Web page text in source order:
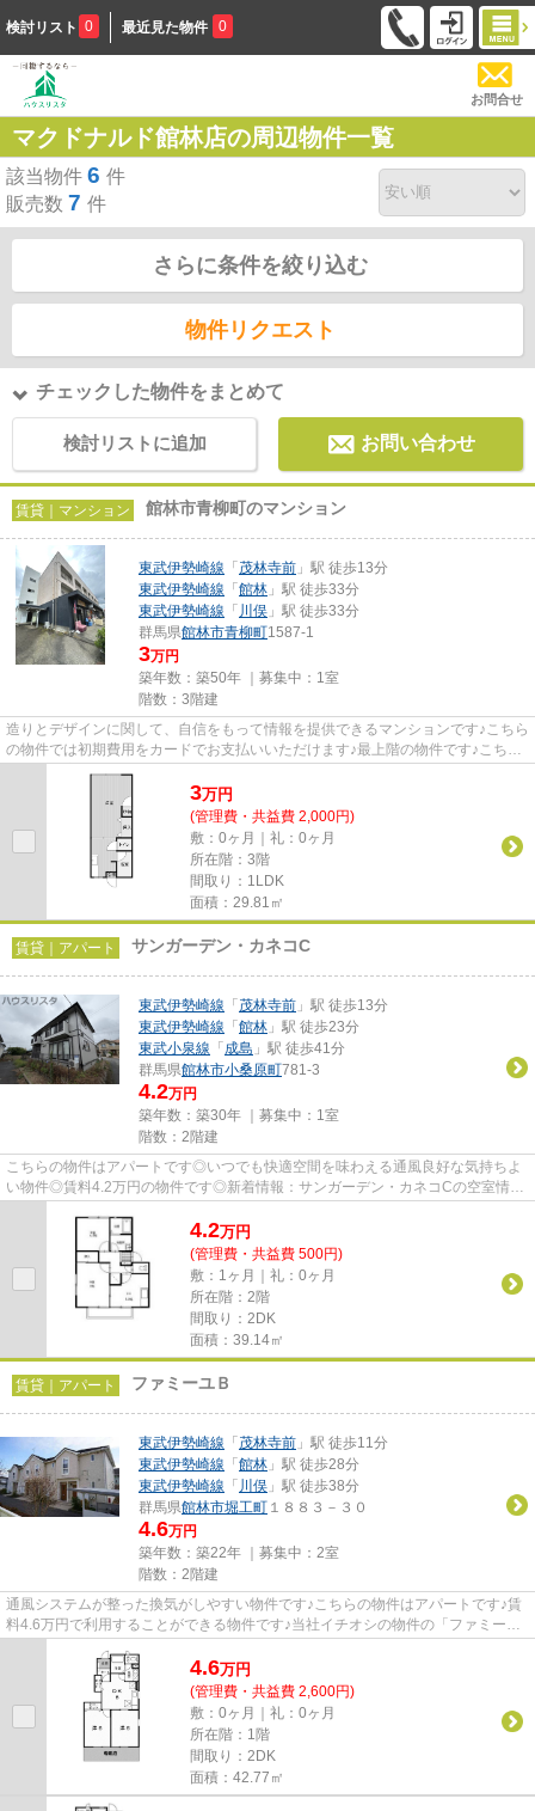
検討リスト 0 最近見た物件 0
お問合せ
マクドナルド館林店の周辺物件一覧
該当物件 6 件
販売数 7 件
さらに条件を絞り込む
物件リクエスト
チェックした物件をまとめて
検討リストに追加 お問い合わせ
賃貸｜マンション 館林市青柳町のマンション
東武伊勢崎線 「 茂林寺前 」駅 徒歩13分
東武伊勢崎線 「 館林 」駅 徒歩33分
東武伊勢崎線 「 川俣 」駅 徒歩33分
群馬県館林市青柳町1587-1
3万円
築年数：築50年 ｜募集中： 1室
階数：3階建
造りとデザインに関して、自信をもって情報を提供できるマンションです♪こちら
の物件では初期費用をカードでお支払いいただけます♪最上階の物件です♪こちら
の物件は家賃を5万円以下に...
3万円
(管理費・共益費 2,000円)
敷：0ヶ月｜礼：0ヶ月
所在階：3階
間取り：1LDK
面積：29.81㎡
賃貸｜アパート サンガーデン・カネコC
東武伊勢崎線 「 茂林寺前 」駅 徒歩13分
東武伊勢崎線 「 館林 」駅 徒歩23分
東武小泉線 「 成島 」駅 徒歩41分
群馬県館林市小桑原町781-3
4.2万円
築年数：築30年 ｜募集中： 1室
階数：2階建
こちらの物件はアパートです◎いつでも快適空間を味わえる通風良好な気持ちよ
い物件◎賃料4.2万円の物件です◎新着情報：サンガーデン・カネコCの空室情報
4.2万円
(管理費・共益費 500円)
敷：1ヶ月｜礼：0ヶ月
所在階：2階
間取り：2DK
面積：39.14㎡
賃貸｜アパート ファミーユＢ
東武伊勢崎線 「 茂林寺前 」駅 徒歩11分
東武伊勢崎線 「 館林 」駅 徒歩28分
東武伊勢崎線 「 川俣 」駅 徒歩38分
群馬県館林市堀工町 １８８３－３０
4.6万円
築年数：築22年 ｜募集中： 2室
階数：2階建
通風システムが整った換気がしやすい物件です♪こちらの物件はアパートです♪賃
料4.6万円で利用することができる物件です♪当社イチオシの物件の「ファミーユ
4.6万円
(管理費・共益費 2,600円)
敷：0ヶ月｜礼：0ヶ月
所在階：1階
間取り：2DK
面積：42.77㎡